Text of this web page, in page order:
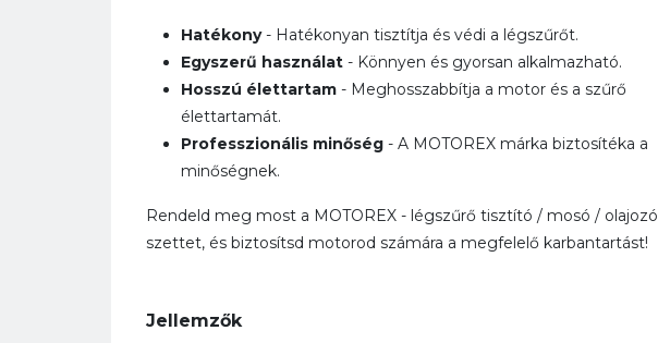
Hatékony- Hatékonyan tisztítja és védi a légszűrőt.
Egyszerű használat - Könnyen és gyorsan alkalmazható.
Hosszú élettartam - Meghosszabbítja a motor és a szűrő
élettartamát.
Professzionális minőség - A MOTOREX márka biztosítéka a
minőségnek.
Rendeld meg most a MOTOREX - légszűrő tisztító / mosó / olajozó
szettet, és biztosítsd motorod számára a megfelelő karbantartást!
Jellemzők